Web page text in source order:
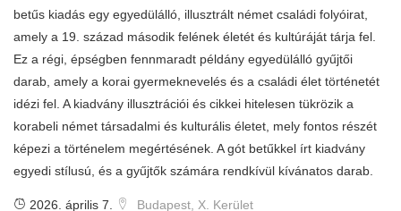
betűs kiadás egy egyedülálló, illusztrált német családi folyóirat,
amely a 19. század második felének életét és kultúráját tárja fel.
Ez a régi, épségben fennmaradt példány egyedülálló gyűjtői
darab, amely a korai gyermeknevelés és a családi élet történetét
idézi fel. A kiadvány illusztrációi és cikkei hitelesen tükrözik a
korabeli német társadalmi és kulturális életet, mely fontos részét
képezi a történelem megértésének. A gót betűkkel írt kiadvány
egyedi stílusú, és a gyűjtők számára rendkívül kívánatos darab.
2026. április 7.
Budapest, X. Kerület